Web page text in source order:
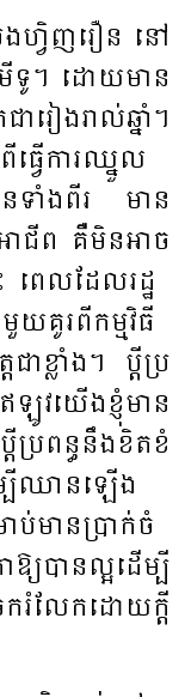
ង​ហ្វិញរឿន ​នៅ​
ទូ។ ​ដោយ​មាន​
រៀងរាល់​ឆ្នាំ។​
វើ​ការ​ឈ្នួល
ន​ទាំង​ពីរ ​មាន​
ា​ជីព គឺ​មិន​អាច​
េល​ដែល​​រដ្ឋ
យ​គូរ​ពី​កម្ម​វិធី​
ខ្លាំង។ ​ប្តីប្រ​
វ​យើង​ខ្ញុំមាន​
រ​ពន្ធ​នឹង​ខិត​ខំ​
ម្បីឈាន​ឡើង
ប់​មាន​ប្រាក់​ចំ​
បាន​ល្អដើម្បី​
រំលែក​ដោយ​ក្តី​